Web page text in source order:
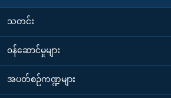
သတင်း
၀န်ဆောင်မှုများ
အပတ်စဉ်ကဏ္ဍများ